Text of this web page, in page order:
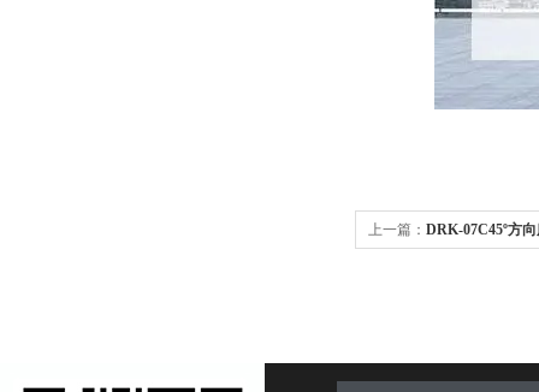
上一篇： DRK-07C45º方